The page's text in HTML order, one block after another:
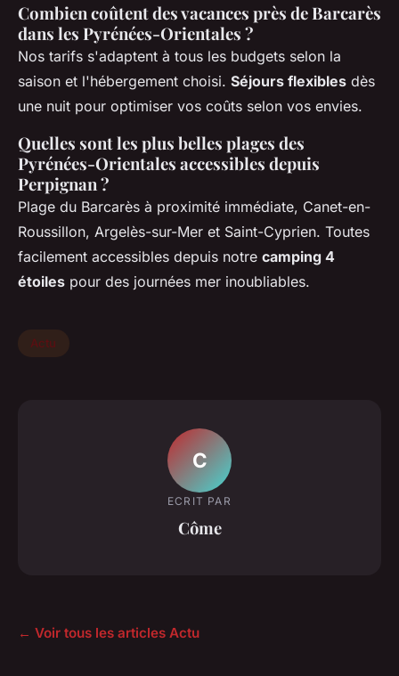
Combien coûtent des vacances près de Barcarès
dans les Pyrénées-Orientales ?
Nos tarifs s'adaptent à tous les budgets selon la
saison et l'hébergement choisi. Séjours flexibles dès
une nuit pour optimiser vos coûts selon vos envies.
Quelles sont les plus belles plages des
Pyrénées-Orientales accessibles depuis
Perpignan ?
Plage du Barcarès à proximité immédiate, Canet-en-
Roussillon, Argelès-sur-Mer et Saint-Cyprien. Toutes
facilement accessibles depuis notre camping 4
étoiles pour des journées mer inoubliables.
Actu
C
ECRIT PAR
Côme
← Voir tous les articles Actu